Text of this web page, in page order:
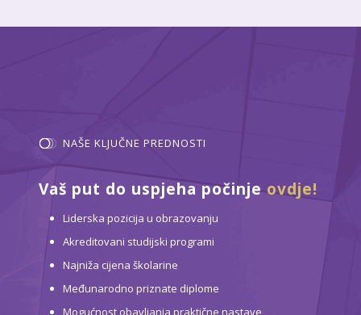
NAŠE KLJUČNE PREDNOSTI
Vaš put do uspjeha počinjeovdje!
Liderska pozicija u obrazovanju
Akreditovani studijski programi
Najniža cijena školarine
Međunarodno priznate diplome
Mogućnost obavljanja praktične nastave